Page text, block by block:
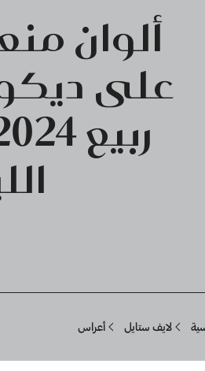
ألوان
على
لايف ستايل أعراس